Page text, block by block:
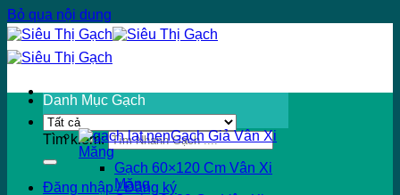
Bỏ qua nội dung
Tìm kiếm:
Đăng nhập / Đăng ký
Danh Mục Gạch
Gạch Giả Vân Xi
Măng
Gạch 60×120 Cm Vân Xi
Măng